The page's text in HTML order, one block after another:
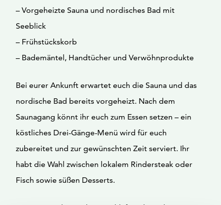
– Vorgeheizte Sauna und nordisches Bad mit
Seeblick
– Frühstückskorb
– Bademäntel, Handtücher und Verwöhnprodukte
Bei eurer Ankunft erwartet euch die Sauna und das
nordische Bad bereits vorgeheizt. Nach dem
Saunagang könnt ihr euch zum Essen setzen – ein
köstliches Drei-Gänge-Menü wird für euch
zubereitet und zur gewünschten Zeit serviert. Ihr
habt die Wahl zwischen lokalem Rindersteak oder
Fisch sowie süßen Desserts.